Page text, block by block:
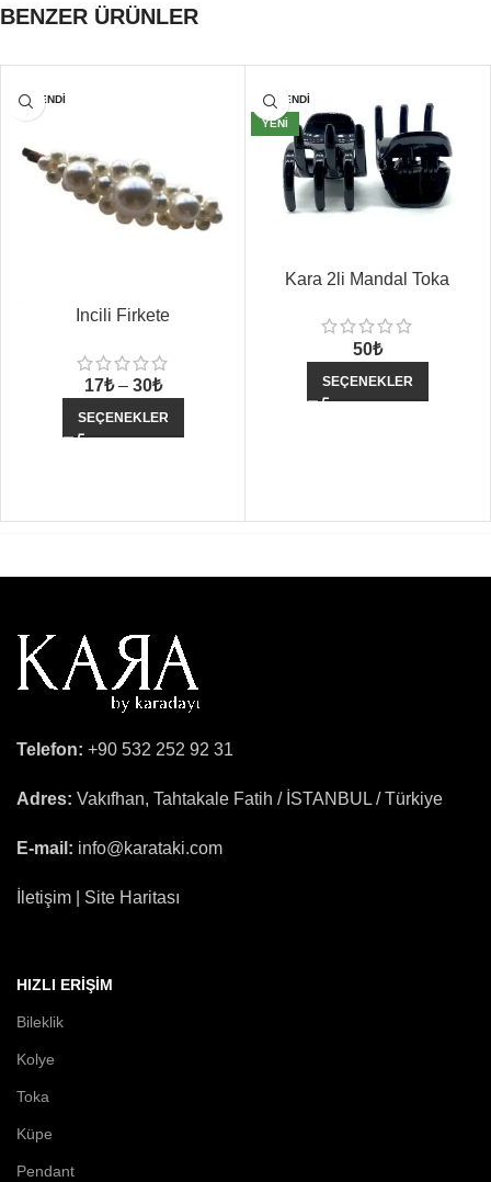
BENZER ÜRÜNLER
TÜKENDI
Incili Firkete
17₺ – 30₺
SEÇENEKLER
TÜKENDI
YENI
Kara 2li Mandal Toka
50₺
SEÇENEKLER
Telefon: +90 532 252 92 31
Adres: Vakıfhan, Tahtakale Fatih / İSTANBUL / Türkiye
E-mail: info@karataki.com
İletişim | Site Haritası
HIZLI ERIŞIM
Bileklik
Kolye
Toka
Küpe
Pendant